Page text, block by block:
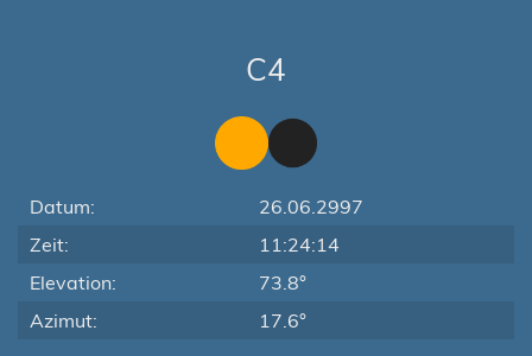
C4
Datum:
26.06.2997
Zeit:
11:24:14
Elevation:
73.8°
Azimut:
17.6°